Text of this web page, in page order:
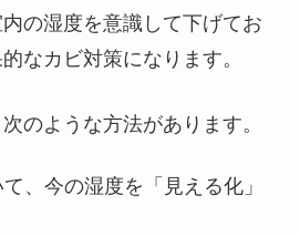
の湿度を意識して下げてお
なカビ対策になります。
のような方法があります。
、今の湿度を「見える化」